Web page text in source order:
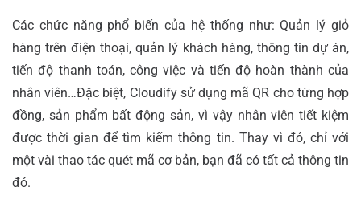
Các chức năng phổ biến của hệ thống như: Quản lý giỏ
hàng trên điện thoại, quản lý khách hàng, thông tin dự án,
tiến độ thanh toán, công việc và tiến độ hoàn thành của
nhân viên…Đặc biệt, Cloudify sử dụng mã QR cho từng hợp
đồng, sản phẩm bất động sản, vì vậy nhân viên tiết kiệm
được thời gian để tìm kiếm thông tin. Thay vì đó, chỉ với
một vài thao tác quét mã cơ bản, bạn đã có tất cả thông tin
đó.